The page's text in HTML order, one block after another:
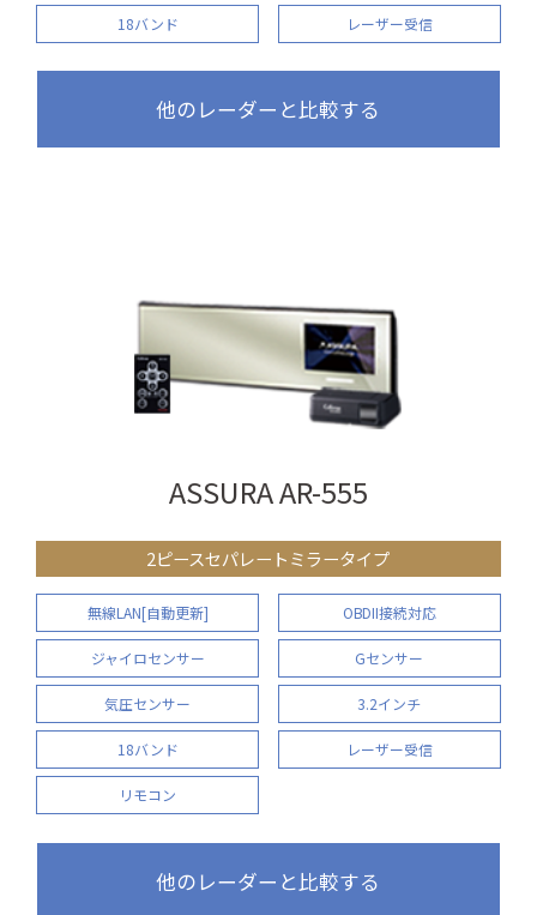
18バンド レーザー受信
他のレーダーと比較する
ASSURA AR-555
2ピースセパレートミラータイプ
無線LAN[自動更新] OBDII接続対応
ジャイロセンサー Gセンサー
気圧センサー 3.2インチ
18バンド レーザー受信
リモコン
他のレーダーと比較する